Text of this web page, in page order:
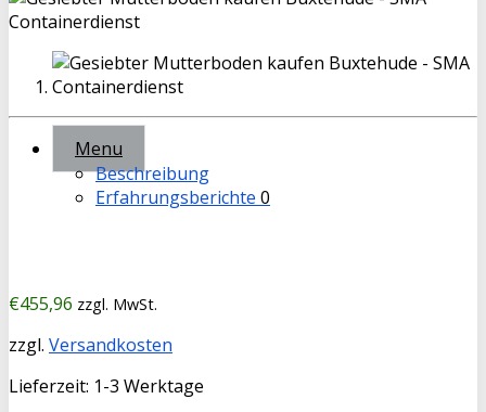
Menu
Beschreibung
Erfahrungsberichte 0
€455,96 zzgl. MwSt.
zzgl. Versandkosten
Lieferzeit: 1-3 Werktage